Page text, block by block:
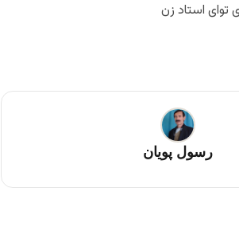
توای استاد زن
رسول پویان